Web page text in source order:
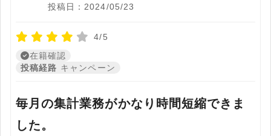
投稿日：2024/05/23
4/5
在籍確認
投稿経路 キャンペーン
毎月の集計業務がかなり時間短縮できま
した。